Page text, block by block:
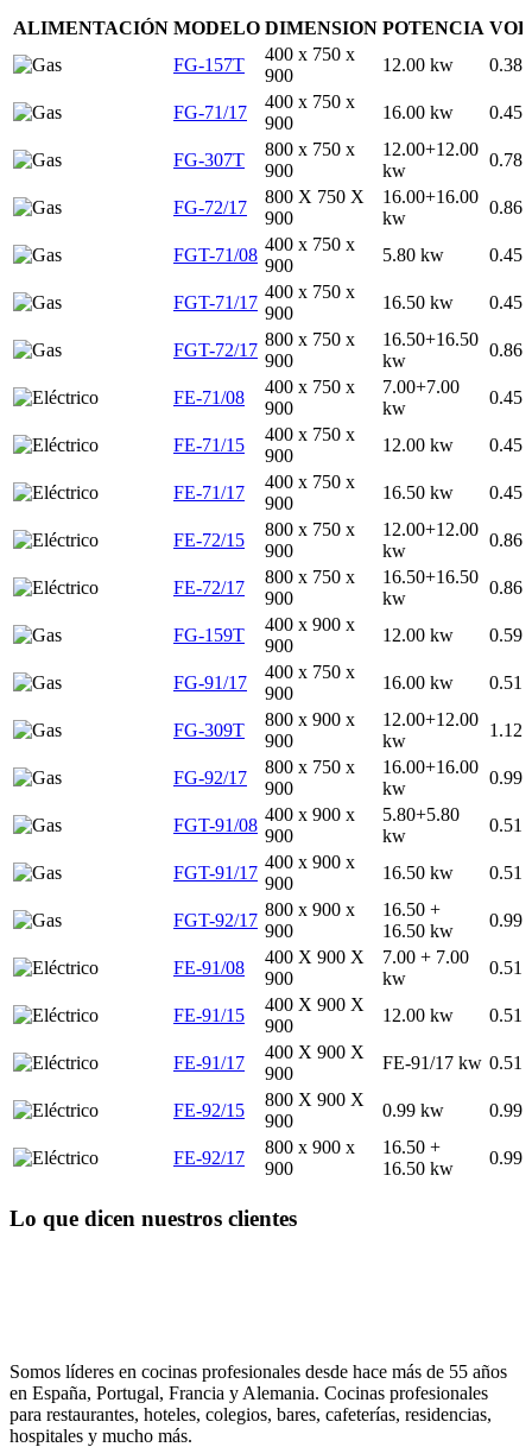
ALIMENTACIÓN MODELO DIMENSION POTENCIA
FG-157T
400 x 750 x
900
12.00 kw 0.38
FG-71/17
400 x 750 x
900
16.00 kw 0.45
FG-307T
800 x 750 x
900
12.00+12.00
kw
0.78
FG-72/17
800 X 750 X
900
16.00+16.00
kw
0.86
FGT-71/08
400 x 750 x
900
5.80 kw 0.45
FGT-71/17
400 x 750 x
900
16.50 kw 0.45
FGT-72/17
800 x 750 x
900
16.50+16.50
kw
0.86
FE-71/08
400 x 750 x
900
7.00+7.00
kw
0.45
FE-71/15
400 x 750 x
900
12.00 kw 0.45
FE-71/17
400 x 750 x
900
16.50 kw 0.45
FE-72/15
800 x 750 x
900
12.00+12.00
kw
0.86
FE-72/17
800 x 750 x
900
16.50+16.50
kw
0.86
FG-159T
400 x 900 x
900
12.00 kw 0.59
FG-91/17
400 x 750 x
900
16.00 kw 0.51
FG-309T
800 x 900 x
900
12.00+12.00
kw
1.12
FG-92/17
800 x 750 x
900
16.00+16.00
kw
0.99
FGT-91/08
400 x 900 x
900
5.80+5.80
kw
0.51
FGT-91/17
400 x 900 x
900
16.50 kw 0.51
FGT-92/17
800 x 900 x
900
16.50 +
16.50 kw
0.99
FE-91/08
400 X 900 X
900
7.00 + 7.00
kw
0.51
FE-91/15
400 X 900 X
900
12.00 kw 0.51
FE-91/17
400 X 900 X
900
FE-91/17 kw 0.51
FE-92/15
800 X 900 X
900
0.99 kw 0.99
FE-92/17
800 x 900 x
900
16.50 +
16.50 kw
0.99
Lo que dicen nuestros clientes
Somos líderes en cocinas profesionales desde hace más de 55 años
en España, Portugal, Francia y Alemania. Cocinas profesionales
para restaurantes, hoteles, colegios, bares, cafeterías, residencias,
hospitales y mucho más.